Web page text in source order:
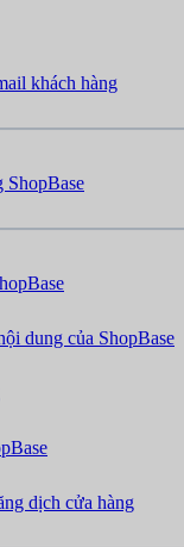
khách hàng
ShopBase
dung của ShopBase
dịch cửa hàng